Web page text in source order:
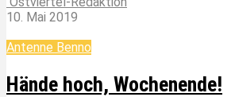
10. Mai 2019
Antenne Benno
Hände hoch, Wochenende!